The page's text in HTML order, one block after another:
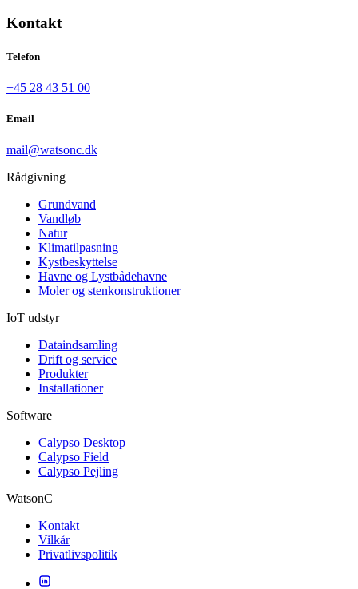
Kontakt
Telefon
+45 28 43 51 00
Email
mail@watsonc.dk
Rådgivning
Grundvand
Vandløb
Natur
Klimatilpasning
Kystbeskyttelse
Havne og Lystbådehavne
Moler og stenkonstruktioner
IoT udstyr
Dataindsamling
Drift og service
Produkter
Installationer
Software
Calypso Desktop
Calypso Field
Calypso Pejling
WatsonC
Kontakt
Vilkår
Privatlivspolitik